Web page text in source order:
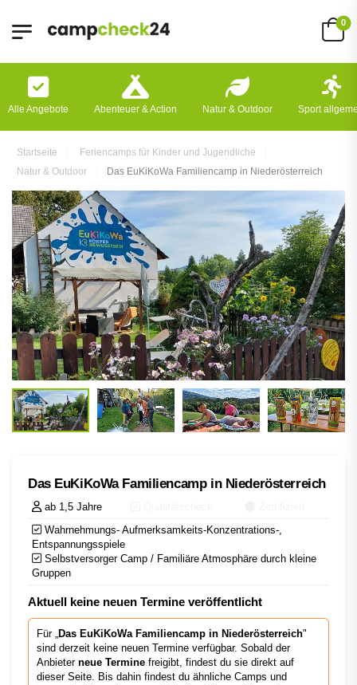
0
Alle Angebote Abenteuer & Action Natur & Outdoor Sport
Startseite
Feriencamps für Kinder und Jugendliche
Natur & Outdoor
Das EuKiKoWa Familiencamp in Niederösterreich
Das EuKiKoWa Familiencamp in Niederösterreich
ab 1,5 Jahre
Wahrnehmungs- Aufmerksamkeits-Konzentrations-,
Entspannungsspiele
Selbstversorger Camp / Familiäre Atmosphäre durch kleine
Gruppen
Aktuell keine neuen Termine veröffentlicht
Für „ Das EuKiKoWa Familiencamp in Niederösterreich"
sind derzeit keine neuen Termine verfügbar. Sobald der
Anbieter neue Termine freigibt, findest du sie direkt auf
dieser Seite. Bis dahin findest du ähnliche Camps und